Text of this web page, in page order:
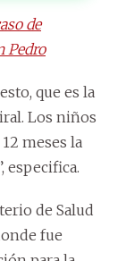
de
Pedro
que es la
Los niños
meses la
especifica.
de Salud
fue